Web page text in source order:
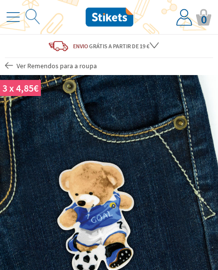
0
ENVIOGRÁTIS A PARTIR DE 19 €
Ver Remendos para a roupa
3 x 4,85€